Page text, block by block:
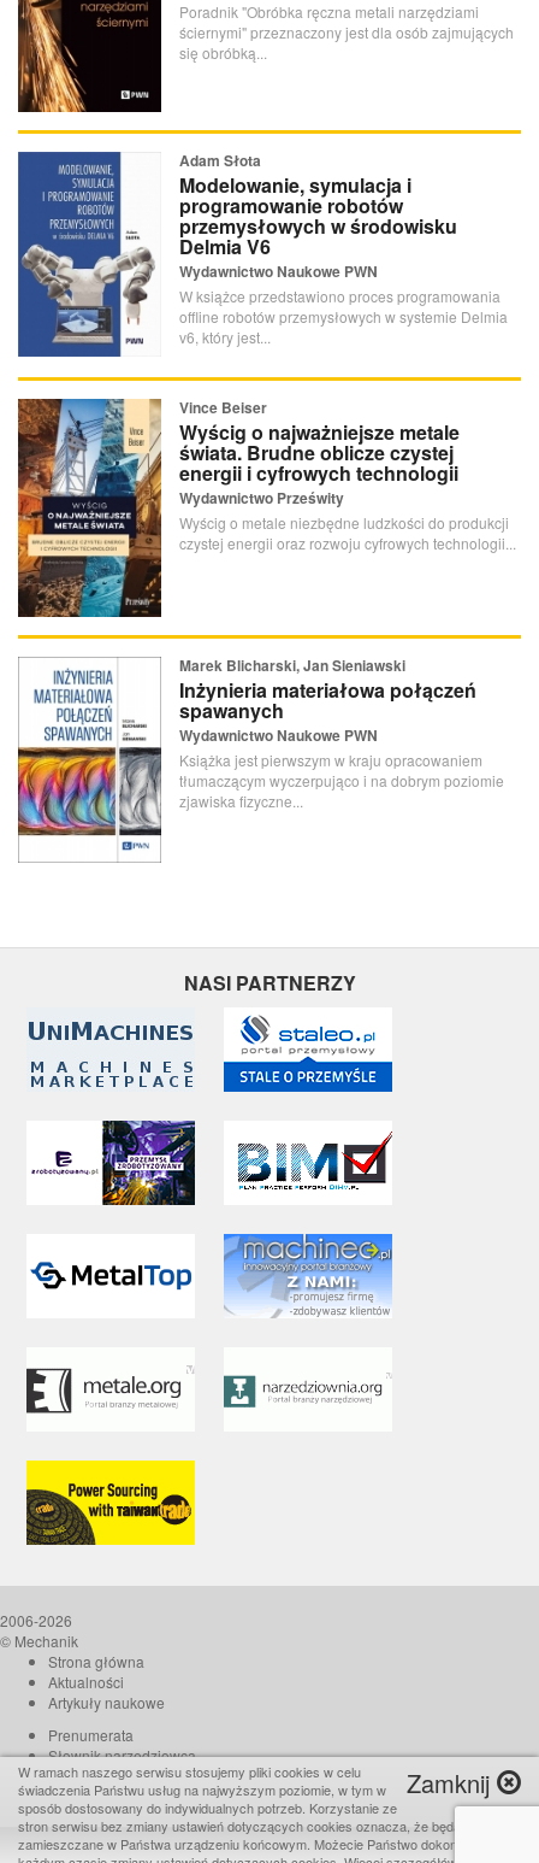
Poradnik "Obróbka ręczna metali narzędziami
ściernymi" przeznaczony jest dla osób zajmujących
się obróbką...
Adam Słota
Modelowanie, symulacja i
programowanie robotów
przemysłowych w środowisku
Delmia V6
Wydawnictwo Naukowe PWN
W książce przedstawiono proces programowania
offline robotów przemysłowych w systemie Delmia
v6, który jest...
Vince Beiser
Wyścig o najważniejsze metale
świata. Brudne oblicze czystej
energii i cyfrowych technologii
Wydawnictwo Prześwity
Wyścig o metale niezbędne ludzkości do produkcji
czystej energii oraz rozwoju cyfrowych technologii...
Marek Blicharski, Jan Sieniawski
Inżynieria materiałowa połączeń
spawanych
Wydawnictwo Naukowe PWN
Książka jest pierwszym w kraju opracowaniem
tłumaczącym wyczerpująco i na dobrym poziomie
zjawiska fizyczne...
NASI PARTNERZY
2006-2026
© Mechanik
Strona główna
Aktualności
Artykuły naukowe
Prenumerata
Słownik narzędziowca
O czasopiśmie
Reklama
Kontakt
Zamknij
W ramach naszego serwisu stosujemy pliki cookies w celu
świadczenia Państwu usług na najwyższym poziomie, w tym w
sposób dostosowany do indywidualnych potrzeb. Korzystanie ze
stron serwisu bez zmiany ustawień dotyczących cookies oznacza, że będą one
zamieszczane w Państwa urządzeniu końcowym. Możecie Państwo dokonać w